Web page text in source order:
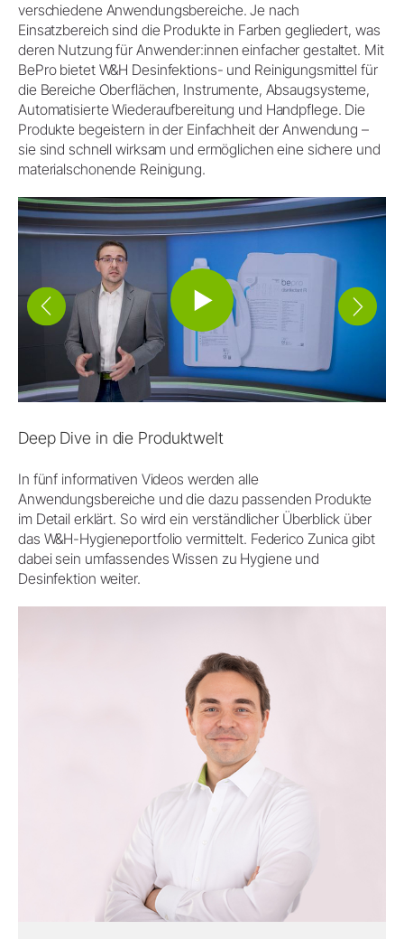
verschiedene Anwendungsbereiche. Je nach
Einsatzbereich sind die Produkte in Farben gegliedert, was
deren Nutzung für Anwender:innen einfacher gestaltet. Mit
BePro bietet W&H Desinfektions- und Reinigungsmittel für
die Bereiche Oberflächen, Instrumente, Absaugsysteme,
Automatisierte Wiederaufbereitung und Handpflege. Die
Produkte begeistern in der Einfachheit der Anwendung –
sie sind schnell wirksam und ermöglichen eine sichere und
materialschonende Reinigung.
Deep Dive in die Produktwelt
In fünf informativen Videos werden alle
Anwendungsbereiche und die dazu passenden Produkte
im Detail erklärt. So wird ein verständlicher Überblick über
das W&H-Hygieneportfolio vermittelt. Federico Zunica gibt
dabei sein umfassendes Wissen zu Hygiene und
Desinfektion weiter.